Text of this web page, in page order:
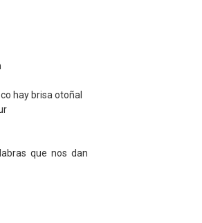
hay brisa otoñal
que nos dan